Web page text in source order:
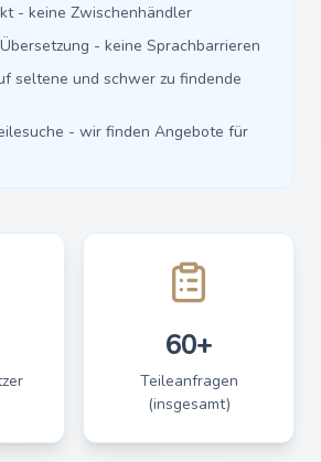
- keine Zwischenhändler
- keine Sprachbarrieren
seltene und schwer zu findende
- wir finden Angebote für
60+
Teileanfragen
(insgesamt)